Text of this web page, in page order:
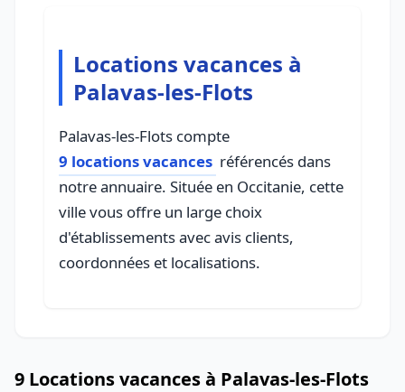
Locations vacances à
Palavas-les-Flots
Palavas-les-Flots compte
9 locations vacances référencés dans
notre annuaire. Située en Occitanie, cette
ville vous offre un large choix
d'établissements avec avis clients,
coordonnées et localisations.
9 Locations vacances à Palavas-les-Flots